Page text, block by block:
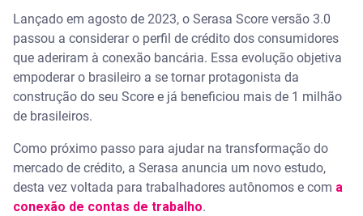
A conexão de contas na Serasa é segura
Como fazer a conexão de aplicativos de corrida ou
entrega
Qual a diferença entre a conexão de conta bancária
Como consultar o Serasa Score
Lançado em agosto de 2023, o Serasa Score versão 3.0
passou a considerar o perfil de crédito dos consumidores
que aderiram à conexão bancária. Essa evolução objetiva
empoderar o brasileiro a se tornar protagonista da
construção do seu Score e já beneficiou mais de 1 milhão
de brasileiros.
Como próximo passo para ajudar na transformação do
mercado de crédito, a Serasa anuncia um novo estudo,
desta vez voltada para trabalhadores autônomos e com a
conexão de contas de trabalho.